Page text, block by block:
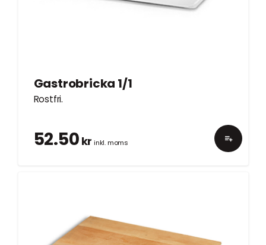
Gastrobricka 1/1
Rostfri.
52.50 kr inkl. moms